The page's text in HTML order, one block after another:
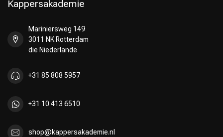
Kappersakademie
Mariniersweg 149
3011 NK Rotterdam
die Niederlande
+31 85 808 5957
+31 10 413 6510
shop@kappersakademie.nl